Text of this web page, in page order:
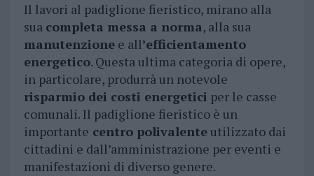
Il lavori al padiglione fieristico, mirano alla
sua completa messa a norma, alla sua
manutenzionee all’efficientamento
energetico. Questa ultima categoria di opere,
in particolare, produrrà un notevole
risparmio dei costi energetici per le casse
comunali. Il padiglione fieristico è un
importante centro polivalenteutilizzato dai
cittadini e dall’amministrazione per eventi e
manifestazioni di diverso genere.